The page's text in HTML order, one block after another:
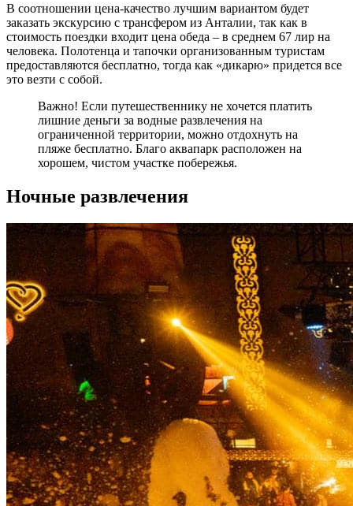
В соотношении цена-качество лучшим вариантом будет
заказать экскурсию с трансфером из Анталии, так как в
стоимость поездки входит цена обеда – в среднем 67 лир на
человека. Полотенца и тапочки организованным туристам
предоставляются бесплатно, тогда как «дикарю» придется все
это везти с собой.
Важно! Если путешественнику не хочется платить
лишние деньги за водные развлечения на
ограниченной территории, можно отдохнуть на
пляже бесплатно. Благо аквапарк расположен на
хорошем, чистом участке побережья.
Ночные развлечения